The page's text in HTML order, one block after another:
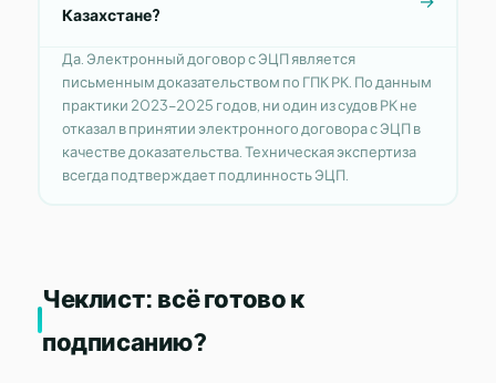
Казахстане?
Да. Электронный договор с ЭЦП является
письменным доказательством по ГПК РК. По данным
практики 2023–2025 годов, ни один из судов РК не
отказал в принятии электронного договора с ЭЦП в
качестве доказательства. Техническая экспертиза
всегда подтверждает подлинность ЭЦП.
Чеклист: всё готово к
подписанию?